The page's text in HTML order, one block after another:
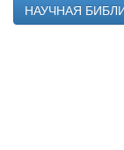
НАУЧНАЯ